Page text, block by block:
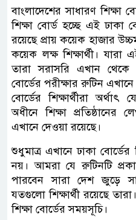
বাংলাদেশের সাধারণ
শিক্ষা বোর্ড হচ্ছে এই
রয়েছে প্রায় কয়েক হাজার
কয়েক লক্ষ শিক্ষার্থী। যারা
তারা সরাসরি এখান থেকে
বোর্ডের পরীক্ষার রুটিন
বোর্ডের শিক্ষার্থীরা অর্থাৎ
অধীনে শিক্ষা প্রতিষ্ঠানের
এখানে দেওয়া রয়েছে।
শুধুমাত্র এখানে ঢাকা বোর্ডের
নয়। আমরা যে রুটিনটি
পারবেন সারা দেশ জুড়ে
যতগুলো শিক্ষার্থী রয়েছে
শিক্ষা বোর্ডের সময়সূচি।